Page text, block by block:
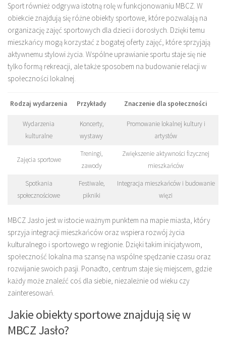
Sport również odgrywa istotną rolę w funkcjonowaniu MBCZ. W
obiekcie znajdują się różne obiekty sportowe, które pozwalają na
organizację zajęć sportowych dla dzieci i dorosłych. Dzięki temu
mieszkańcy mogą korzystać z bogatej oferty zajęć, które sprzyjają
aktywnemu stylowi życia. Wspólne uprawianie sportu staje się nie
tylko formą rekreacji, ale także sposobem na budowanie relacji w
społeczności lokalnej.
Rodzaj wydarzenia Przykłady Znaczenie dla społeczności
Wydarzenia
kulturalne
Koncerty,
wystawy
Promowanie lokalnej kultury i
artystów
Zajęcia sportowe
Treningi,
zawody
Zwiększenie aktywności fizycznej
mieszkańców
Spotkania
społecznościowe
Festiwale,
pikniki
Integracja mieszkańców i budowanie
więzi
MBCZ Jasło jest w istocie ważnym punktem na mapie miasta, który
sprzyja integracji mieszkańców oraz wspiera rozwój życia
kulturalnego i sportowego w regionie. Dzięki takim inicjatywom,
społeczność lokalna ma szansę na wspólne spędzanie czasu oraz
rozwijanie swoich pasji. Ponadto, centrum staje się miejscem, gdzie
każdy może znaleźć coś dla siebie, niezależnie od wieku czy
zainteresowań.
Jakie obiekty sportowe znajdują się w
MBCZ Jasło?